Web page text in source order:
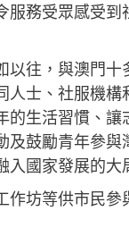
務受眾感受
往，與澳門
士、社服機
生活習慣、
鼓勵青年參
國家發展的大
坊等供市民